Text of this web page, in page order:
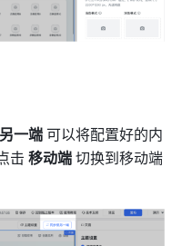
一端 可以将配置好的内
击 移动端 切换到移动端